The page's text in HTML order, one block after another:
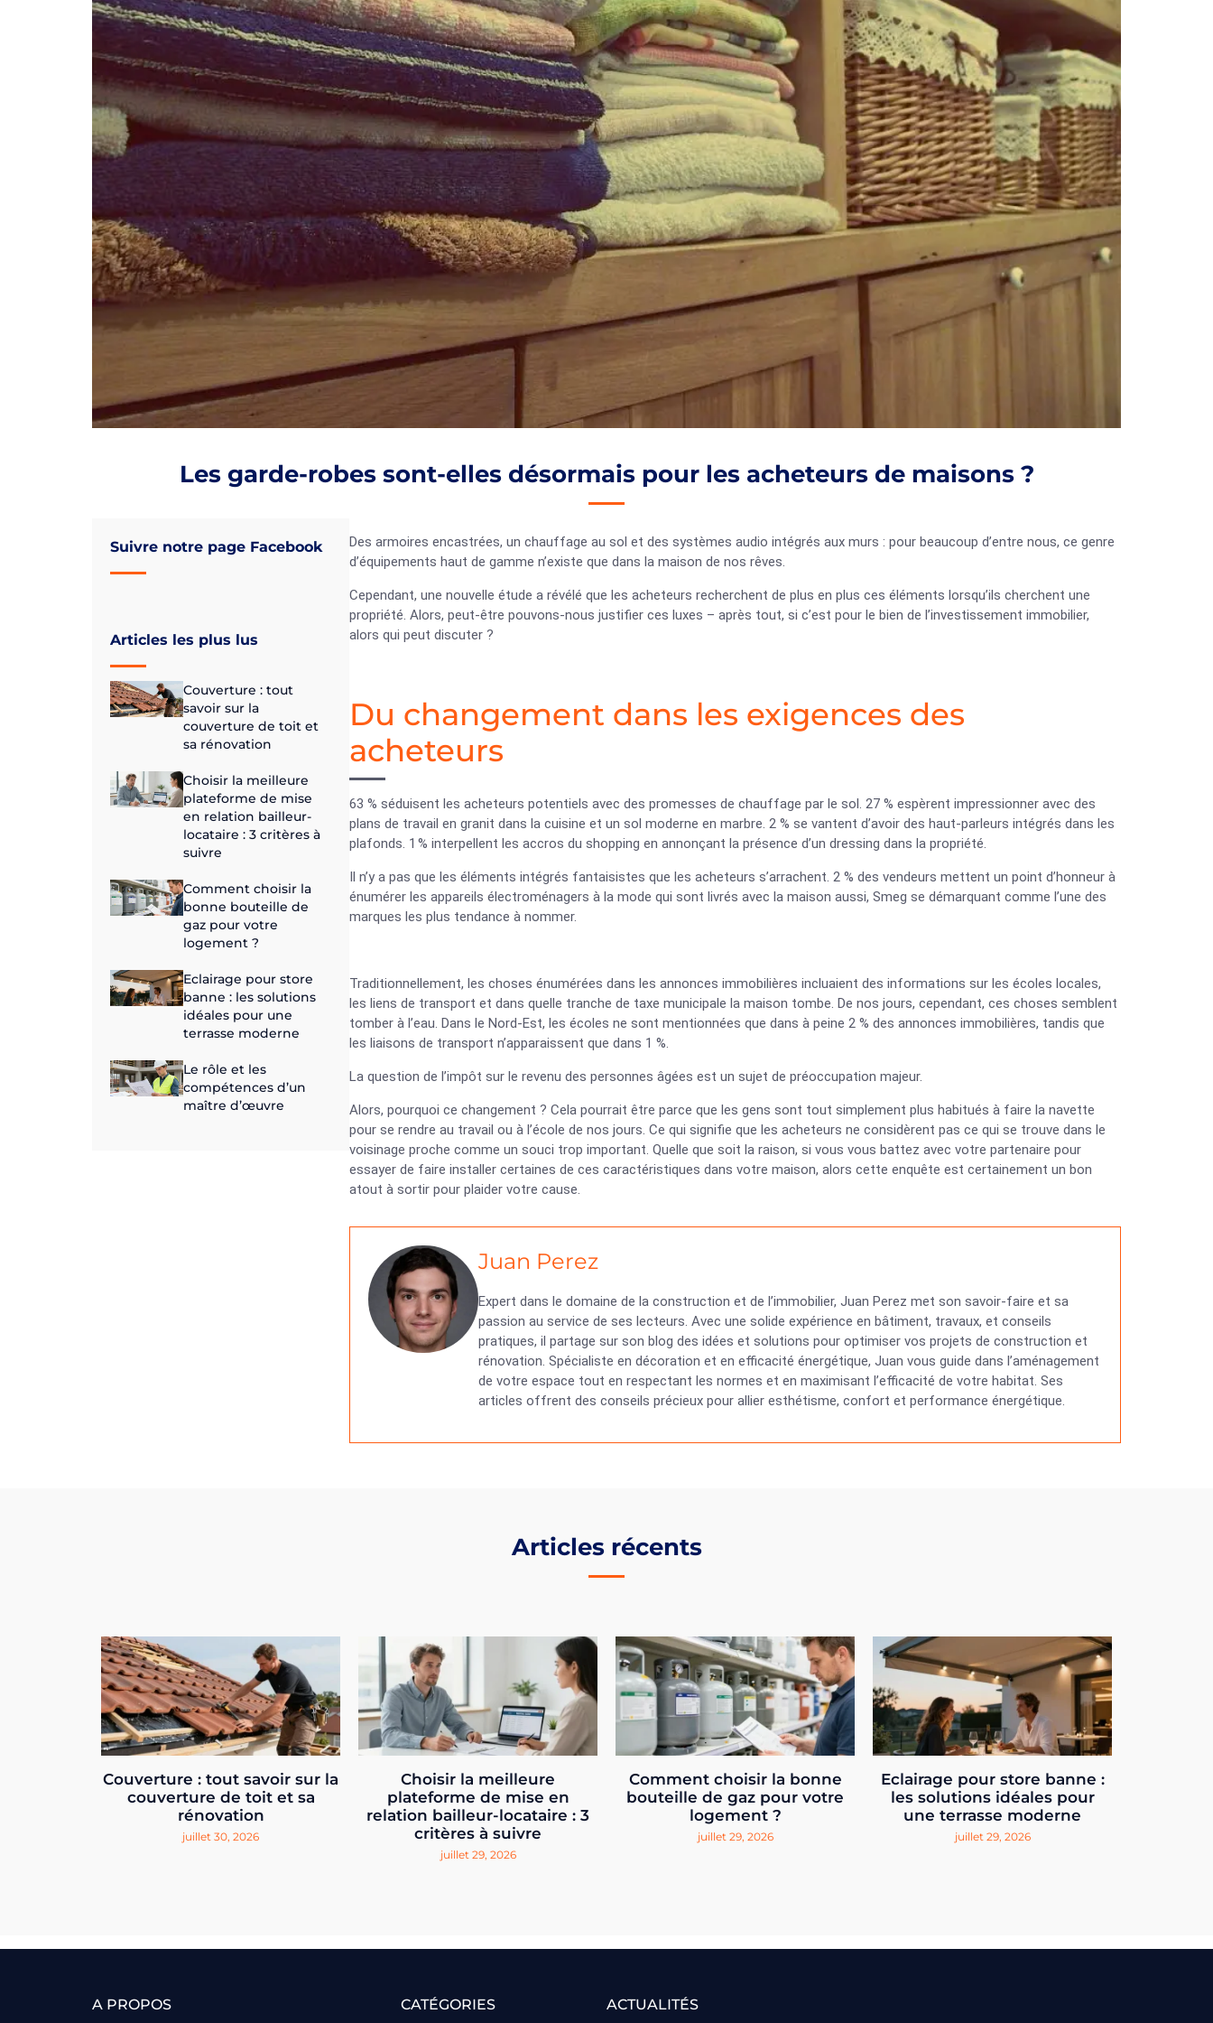
Les garde-robes sont-elles désormais pour les acheteurs de maisons ?
Suivre notre page Facebook
Articles les plus lus
Couverture : tout
savoir sur la
couverture de toit et
sa rénovation
Choisir la meilleure
plateforme de mise
en relation bailleur-
locataire : 3 critères à
suivre
Comment choisir la
bonne bouteille de
gaz pour votre
logement ?
Eclairage pour store
banne : les solutions
idéales pour une
terrasse moderne
Le rôle et les
compétences d’un
maître d’œuvre
Des armoires encastrées, un chauffage au sol et des systèmes audio intégrés aux murs : pour beaucoup d’entre nous, ce genre
d’équipements haut de gamme n’existe que dans la maison de nos rêves.
Cependant, une nouvelle étude a révélé que les acheteurs recherchent de plus en plus ces éléments lorsqu’ils cherchent une
propriété. Alors, peut-être pouvons-nous justifier ces luxes – après tout, si c’est pour le bien de l’investissement immobilier,
alors qui peut discuter ?
Du changement dans les exigences des
acheteurs
63 % séduisent les acheteurs potentiels avec des promesses de chauffage par le sol. 27 % espèrent impressionner avec des
plans de travail en granit dans la cuisine et un sol moderne en marbre. 2 % se vantent d’avoir des haut-parleurs intégrés dans les
plafonds. 1 % interpellent les accros du shopping en annonçant la présence d’un dressing dans la propriété.
Il n’y a pas que les éléments intégrés fantaisistes que les acheteurs s’arrachent. 2 % des vendeurs mettent un point d’honneur à
énumérer les appareils électroménagers à la mode qui sont livrés avec la maison aussi, Smeg se démarquant comme l’une des
marques les plus tendance à nommer.
Traditionnellement, les choses énumérées dans les annonces immobilières incluaient des informations sur les écoles locales,
les liens de transport et dans quelle tranche de taxe municipale la maison tombe. De nos jours, cependant, ces choses semblent
tomber à l’eau. Dans le Nord-Est, les écoles ne sont mentionnées que dans à peine 2 % des annonces immobilières, tandis que
les liaisons de transport n’apparaissent que dans 1 %.
La question de l’impôt sur le revenu des personnes âgées est un sujet de préoccupation majeur.
Alors, pourquoi ce changement ? Cela pourrait être parce que les gens sont tout simplement plus habitués à faire la navette
pour se rendre au travail ou à l’école de nos jours. Ce qui signifie que les acheteurs ne considèrent pas ce qui se trouve dans le
voisinage proche comme un souci trop important. Quelle que soit la raison, si vous vous battez avec votre partenaire pour
essayer de faire installer certaines de ces caractéristiques dans votre maison, alors cette enquête est certainement un bon
atout à sortir pour plaider votre cause.
Juan Perez
Expert dans le domaine de la construction et de l’immobilier, Juan Perez met son savoir-faire et sa
passion au service de ses lecteurs. Avec une solide expérience en bâtiment, travaux, et conseils
pratiques, il partage sur son blog des idées et solutions pour optimiser vos projets de construction et
rénovation. Spécialiste en décoration et en efficacité énergétique, Juan vous guide dans l’aménagement
de votre espace tout en respectant les normes et en maximisant l’efficacité de votre habitat. Ses
articles offrent des conseils précieux pour allier esthétisme, confort et performance énergétique.
Articles récents
Couverture : tout savoir sur la
couverture de toit et sa
rénovation
juillet 30, 2026
Choisir la meilleure
plateforme de mise en
relation bailleur-locataire : 3
critères à suivre
juillet 29, 2026
Comment choisir la bonne
bouteille de gaz pour votre
logement ?
juillet 29, 2026
Eclairage pour store banne :
les solutions idéales pour
une terrasse moderne
juillet 29, 2026
A PROPOS CATÉGORIES ACTUALITÉS